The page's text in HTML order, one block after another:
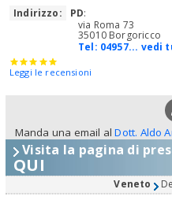
Indirizzo:
PD:
via Roma 73
35010 Borgoricco
Tel: 04957... vedi
Leggi le recensioni
Manda una email alDott. Aldo
Visita la pagina di
QUI
Veneto